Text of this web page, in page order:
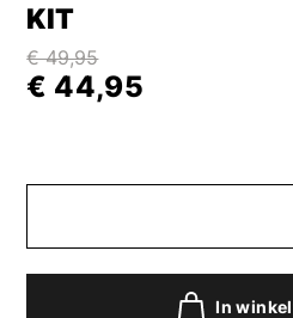
KIT
€ 49,95
€ 44,95
In